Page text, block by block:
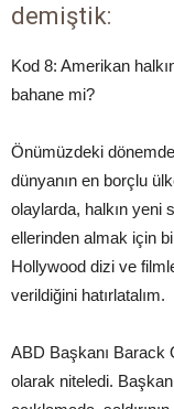
demiştik:
Kod 8: Amerikan
bahane mi?
Önümüzdeki
dünyanın en borçlu
olaylarda, halkın yeni
ellerinden almak için
Hollywood dizi ve
verildiğini hatırlatalım.
ABD Başkanı Barack
olarak niteledi.